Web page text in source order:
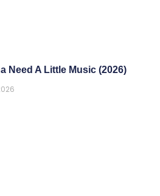
Need A Little Music (2026)